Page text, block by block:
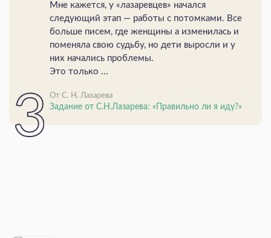
Мне кажется, у «лазаревцев» начался
следующий этап — работы с потомками. Все
больше писем, где женщины а изменилась и
поменяла свою судьбу, но дети выросли и у
них начались проблемы.
Это только ...
От С. Н. Лазарева
Задание от С.Н.Лазарева: «Правильно ли я иду?»